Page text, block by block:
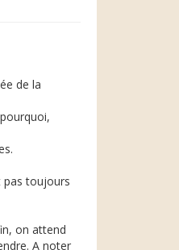
de la
pas toujours
on attend
A noter